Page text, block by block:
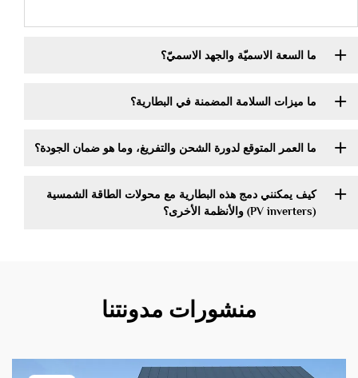
ما السعة الاسميّة والجهد الاسميّ؟
ما ميزات السلامة المضمنة في البطارية؟
ما العمر المتوقع لدورة الشحن والتفريغ، وما هو ضمان الجودة؟
كيف يمكنني دمج هذه البطارية مع محولات الطاقة الشمسية
(PV inverters) والأنظمة الأخرى؟
منشورات مدونتنا